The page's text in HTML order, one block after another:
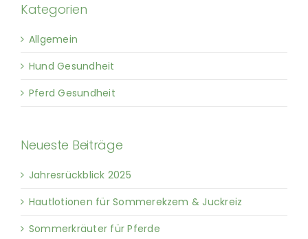
Kategorien
Allgemein
Hund Gesundheit
Pferd Gesundheit
Neueste Beiträge
Jahresrückblick 2025
Hautlotionen für Sommerekzem & Juckreiz
Sommerkräuter für Pferde